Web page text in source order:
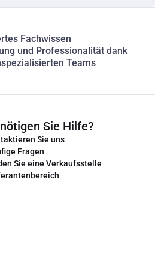
Fachwissen
und Professionalität dank
Teams
Sie Hilfe?
Sie uns
Fragen
Sie eine Verkaufsstelle